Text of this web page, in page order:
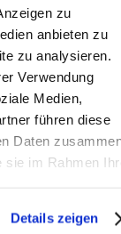
zu
anbieten zu
zu analysieren.
Verwendung
Medien,
führen diese
Daten
sie im Rahmen
Details zeigen
Das
nur